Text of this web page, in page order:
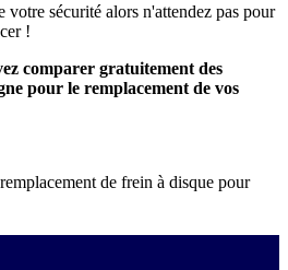
votre sécurité alors n'attendez pas pour
!
comparer gratuitement des
pour le remplacement de vos
de frein à disque pour